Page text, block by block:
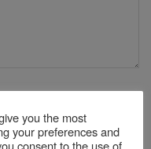
you the most
your preferences and
consent to the use of